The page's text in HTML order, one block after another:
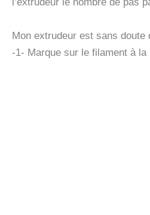
l’extrudeur le nombre de pas
Mon extrudeur est sans
-1- Marque sur le filament à la